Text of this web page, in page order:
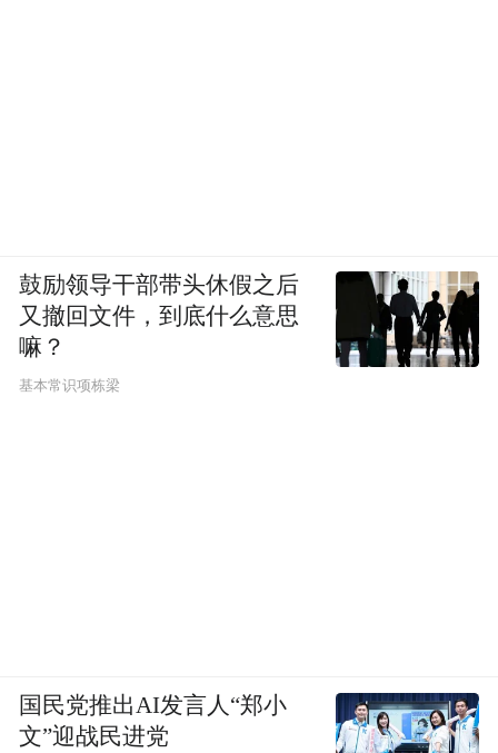
鼓励领导干部带头休假之后
又撤回文件，到底什么意思
嘛？
基本常识项栋梁
国民党推出AI发言人“郑小
文”迎战民进党